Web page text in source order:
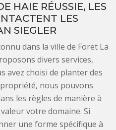
HAIE RÉUSSIE, LES
LES
SIEGLER
dans la ville de Foret La
divers services,
avez choisi de planter des
nous pouvons
les règles de manière à
votre domaine. Si
une forme spécifique à